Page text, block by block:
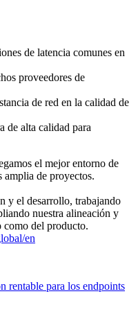
de latencia comunes en
proveedores de
de red en la calidad de
de alta calidad para
el mejor entorno de
amplia de proyectos.
y el desarrollo, trabajando
nuestra alineación y
como del producto.
en
rentable para los endpoints